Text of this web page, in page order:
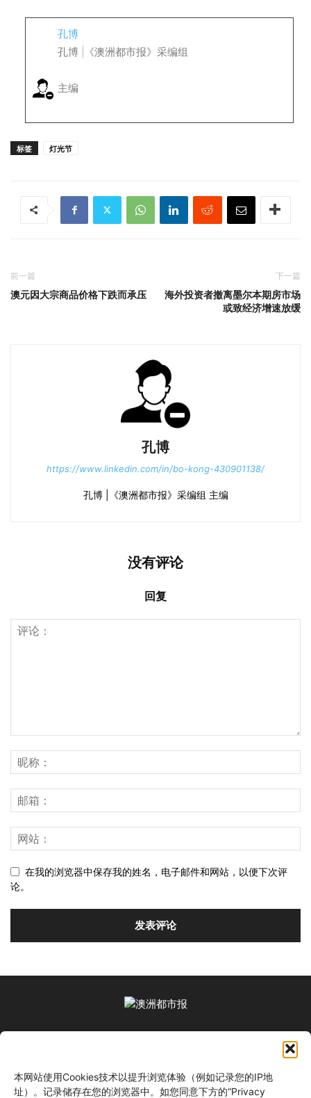
本网站使用Cookies技术以提升浏览体验（例如记录您的IP地
址）。记录储存在您的浏览器中。如您同意下方的“Privacy
孔博
孔博 |《澳洲都市报》采编组
主编
标签 灯光节
前一篇
澳元因大宗商品价格下跌而承压
下一篇
海外投资者撤离墨尔本期房市场
或致经济增速放缓
孔博
https://www.linkedin.com/in/bo-kong-430901138/
孔博 |《澳洲都市报》采编组 主编
没有评论
回复
在我的浏览器中保存我的姓名，电子邮件和网站，以便下次评
论。
关注我们